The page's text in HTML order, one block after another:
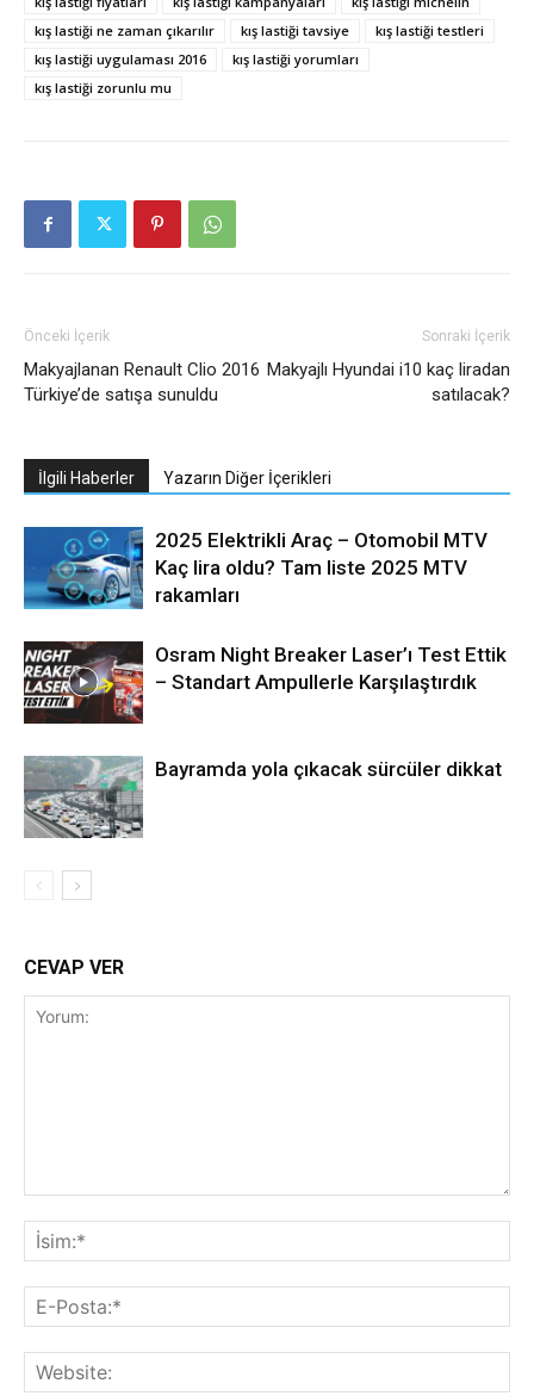
kış lastiği ne zaman çıkarılır
kış lastiği tavsiye
kış lastiği testleri
kış lastiği uygulaması 2016
kış lastiği yorumları
kış lastiği zorunlu mu
Önceki İçerik
Makyajlanan Renault Clio 2016
Türkiye’de satışa sunuldu
Sonraki İçerik
Makyajlı Hyundai i10 kaç liradan
satılacak?
İlgili Haberler Yazarın Diğer İçerikleri
2025 Elektrikli Araç – Otomobil MTV
Kaç lira oldu? Tam liste 2025 MTV
rakamları
Osram Night Breaker Laser’ı Test Ettik
– Standart Ampullerle Karşılaştırdık
Bayramda yola çıkacak sürcüler dikkat
CEVAP VER